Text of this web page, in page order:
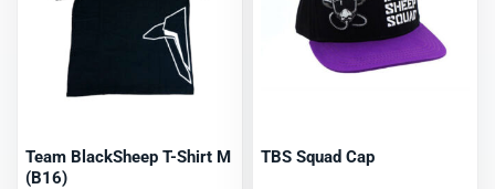
Team BlackSheep T-Shirt M
(B16)
TBS Squad Cap